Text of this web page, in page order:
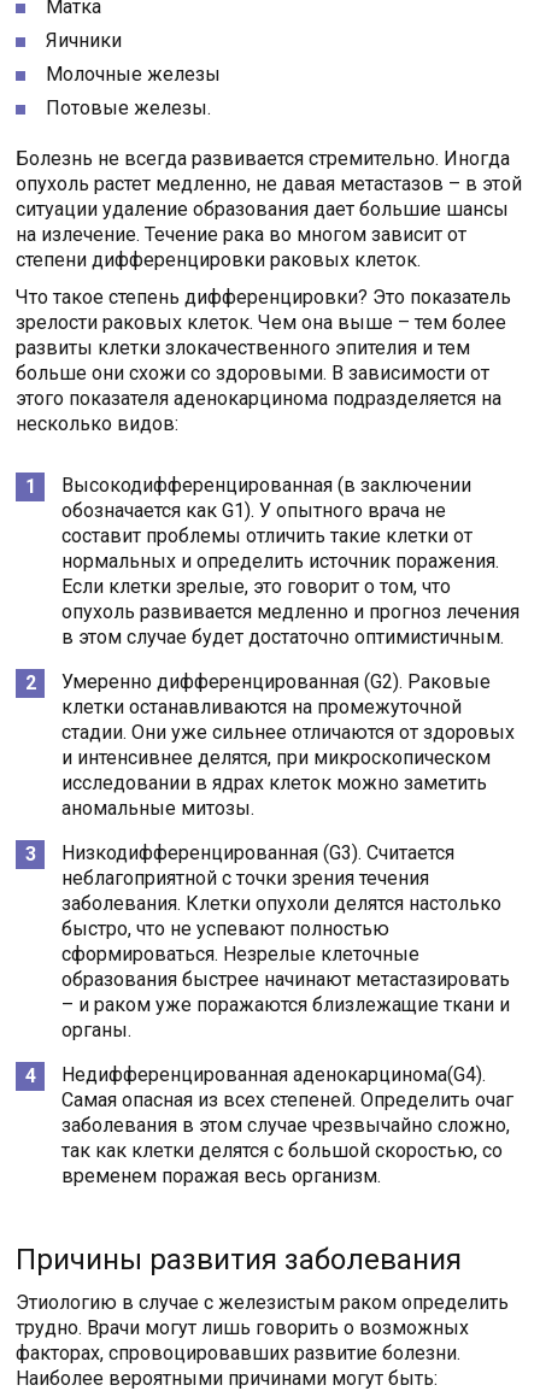
Матка
Яичники
Молочные железы
Потовые железы.
Болезнь не всегда развивается стремительно. Иногда
опухоль растет медленно, не давая метастазов – в этой
ситуации удаление образования дает большие шансы
на излечение. Течение рака во многом зависит от
степени дифференцировки раковых клеток.
Что такое степень дифференцировки? Это показатель
зрелости раковых клеток. Чем она выше – тем более
развиты клетки злокачественного эпителия и тем
больше они схожи со здоровыми. В зависимости от
этого показателя аденокарцинома подразделяется на
несколько видов:
Высокодифференцированная (в заключении
обозначается как G1). У опытного врача не
составит проблемы отличить такие клетки от
нормальных и определить источник поражения.
Если клетки зрелые, это говорит о том, что
опухоль развивается медленно и прогноз лечения
в этом случае будет достаточно оптимистичным.
Умеренно дифференцированная (G2). Раковые
клетки останавливаются на промежуточной
стадии. Они уже сильнее отличаются от здоровых
и интенсивнее делятся, при микроскопическом
исследовании в ядрах клеток можно заметить
аномальные митозы.
Низкодифференцированная (G3). Считается
неблагоприятной с точки зрения течения
заболевания. Клетки опухоли делятся настолько
быстро, что не успевают полностью
сформироваться. Незрелые клеточные
образования быстрее начинают метастазировать
– и раком уже поражаются близлежащие ткани и
органы.
Недифференцированная аденокарцинома(G4).
Самая опасная из всех степеней. Определить очаг
заболевания в этом случае чрезвычайно сложно,
так как клетки делятся с большой скоростью, со
временем поражая весь организм.
Причины развития заболевания
Этиологию в случае с железистым раком определить
трудно. Врачи могут лишь говорить о возможных
факторах, спровоцировавших развитие болезни.
Наиболее вероятными причинами могут быть: